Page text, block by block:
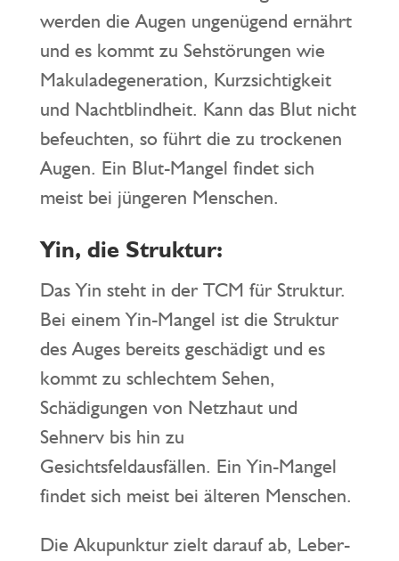
werden die Augen ungenügend ernährt
und es kommt zu Sehstörungen wie
Makuladegeneration, Kurzsichtigkeit
und Nachtblindheit. Kann das Blut nicht
befeuchten, so führt die zu trockenen
Augen. Ein Blut-Mangel findet sich
meist bei jüngeren Menschen.
Yin, die Struktur:
Das Yin steht in der TCM für Struktur.
Bei einem Yin-Mangel ist die Struktur
des Auges bereits geschädigt und es
kommt zu schlechtem Sehen,
Schädigungen von Netzhaut und
Sehnerv bis hin zu
Gesichtsfeldausfällen. Ein Yin-Mangel
findet sich meist bei älteren Menschen.
Die Akupunktur zielt darauf ab, Leber-